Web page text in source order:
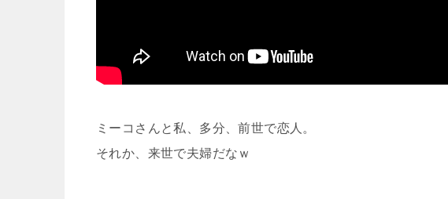
ミーコさんと私、多分、前世で恋人。
それか、来世で夫婦だなｗ